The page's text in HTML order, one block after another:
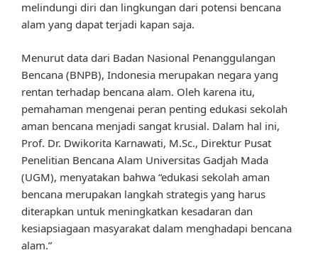
melindungi diri dan lingkungan dari potensi bencana
alam yang dapat terjadi kapan saja.
Menurut data dari Badan Nasional Penanggulangan
Bencana (BNPB), Indonesia merupakan negara yang
rentan terhadap bencana alam. Oleh karena itu,
pemahaman mengenai peran penting edukasi sekolah
aman bencana menjadi sangat krusial. Dalam hal ini,
Prof. Dr. Dwikorita Karnawati, M.Sc., Direktur Pusat
Penelitian Bencana Alam Universitas Gadjah Mada
(UGM), menyatakan bahwa “edukasi sekolah aman
bencana merupakan langkah strategis yang harus
diterapkan untuk meningkatkan kesadaran dan
kesiapsiagaan masyarakat dalam menghadapi bencana
alam.”